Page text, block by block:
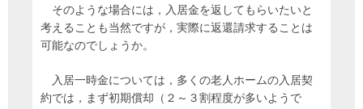
そのような場合には，入居金を返してもらいたいと
考えることも当然ですが，実際に返還請求することは
可能なのでしょうか。
入居一時金については，多くの老人ホームの入居契
約では，まず初期償却（２～３割程度が多いようで